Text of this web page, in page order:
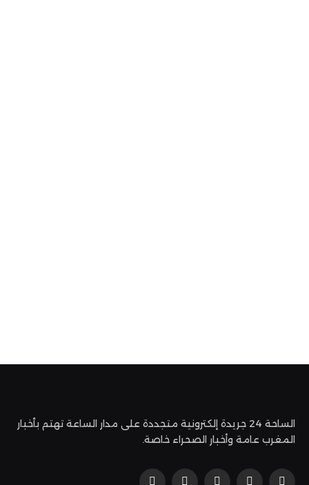
الساحة 24 جريدة إلكترونية متجددة على مدار الساعة تهتم بأخبار
المغرب عامة وأخبار الصحراء خاصة.